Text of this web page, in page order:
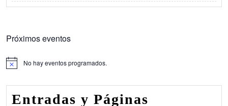
Próximos eventos
Aviso No hay eventos programados.
Entradas y Páginas